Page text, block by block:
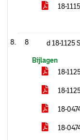
18-
8 d 18-1125
Bijlagen
18-
18-
18-
18-